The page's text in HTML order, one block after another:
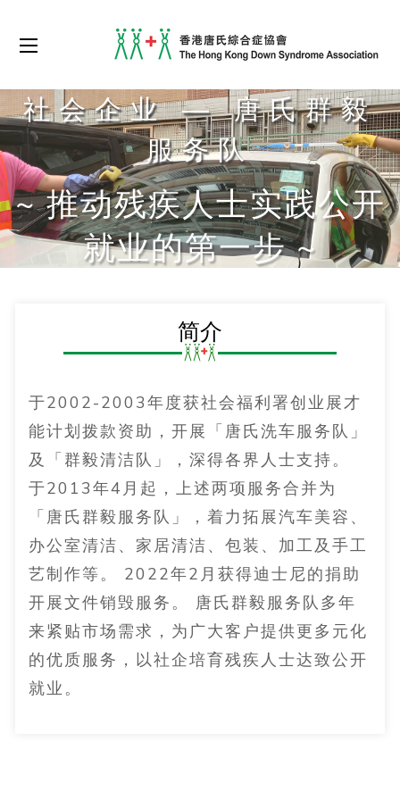
社会企业 — 唐氏群毅
服务队
~ 推动残疾人士实践公开
就业的第一步 ~
简介
于2002-2003年度获社会福利署创业展才
能计划拨款资助，开展「唐氏洗车服务队」
及「群毅清洁队」，深得各界人士支持。
于2013年4月起，上述两项服务合并为
「唐氏群毅服务队」，着力拓展汽车美容、
办公室清洁、家居清洁、包装、加工及手工
艺制作等。 2022年2月获得迪士尼的捐助
开展文件销毁服务。 唐氏群毅服务队多年
来紧贴市场需求，为广大客户提供更多元化
的优质服务，以社企培育残疾人士达致公开
就业。